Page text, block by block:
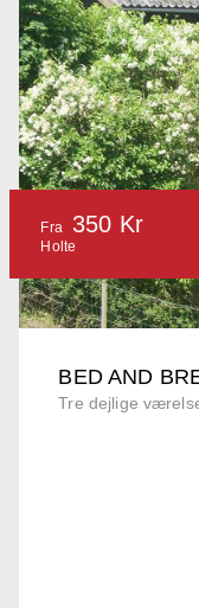
BED AND
Tre dejlige
Fra 350 Kr
Holte